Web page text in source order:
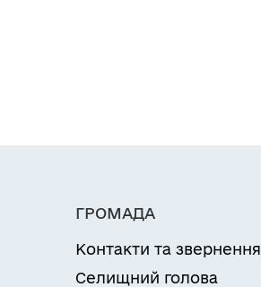
ГРОМАДА
Контакти та звернення
Селищний голова